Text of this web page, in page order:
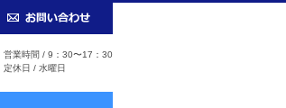
営業時間 / 9：30〜17：30
定休日 / 水曜日